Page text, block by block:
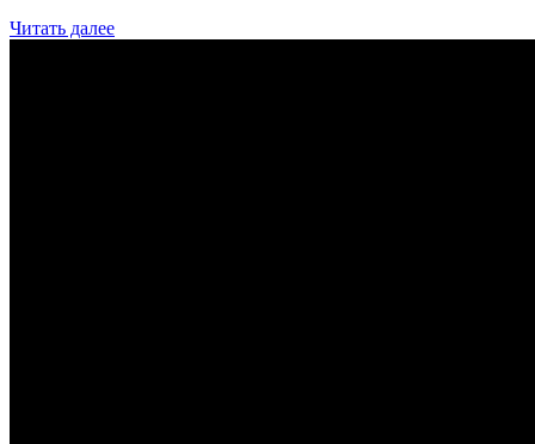
Читать далее